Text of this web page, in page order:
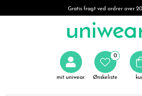
Gratis fragt ved ordrer over
mit uniwear. Ønskeliste
0